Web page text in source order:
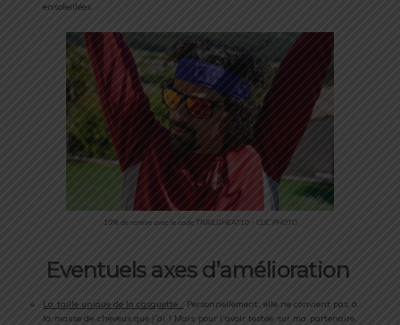
ensoleillées.
10% de remise avec le code TRAILGHEAT10 – CLIC PHOTO
Eventuels axes d’amélioration
La taille unique de la casquette : Personnellement, elle ne convient pas à
la masse de cheveux que j’ai ! Mais pour l’avoir testée sur ma partenaire,